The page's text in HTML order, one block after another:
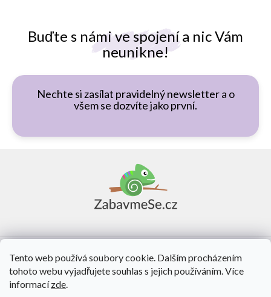
Tento web používá soubory cookie. Dalším procházením
tohoto webu vyjadřujete souhlas s jejich používáním. Více
informacízde.
Buďte s námi ve spojení a nic Vám
neunikne!
Nechte si zasílat pravidelný newsletter a o
všem se dozvíte jako první.
O nás